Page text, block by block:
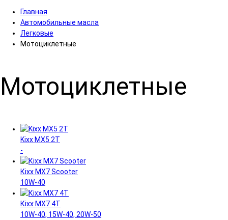
Главная
Автомобильные масла
Легковые
Мотоциклетные
Мотоциклетные
Kixx MX5 2T
-
Кіхх MX7 Scooter
10W-40
Кіхх MX7 4Т
10W-40, 15W-40, 20W-50